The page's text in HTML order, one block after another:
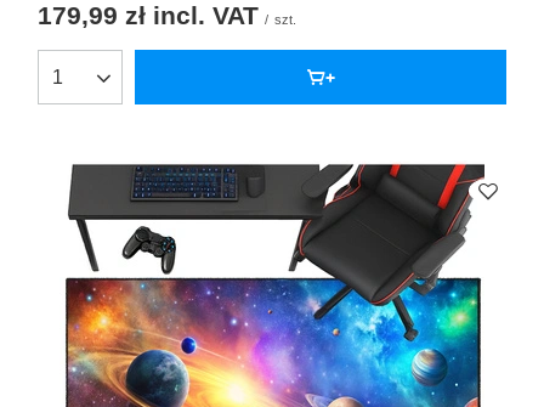
179,99 zł incl. VAT / szt.